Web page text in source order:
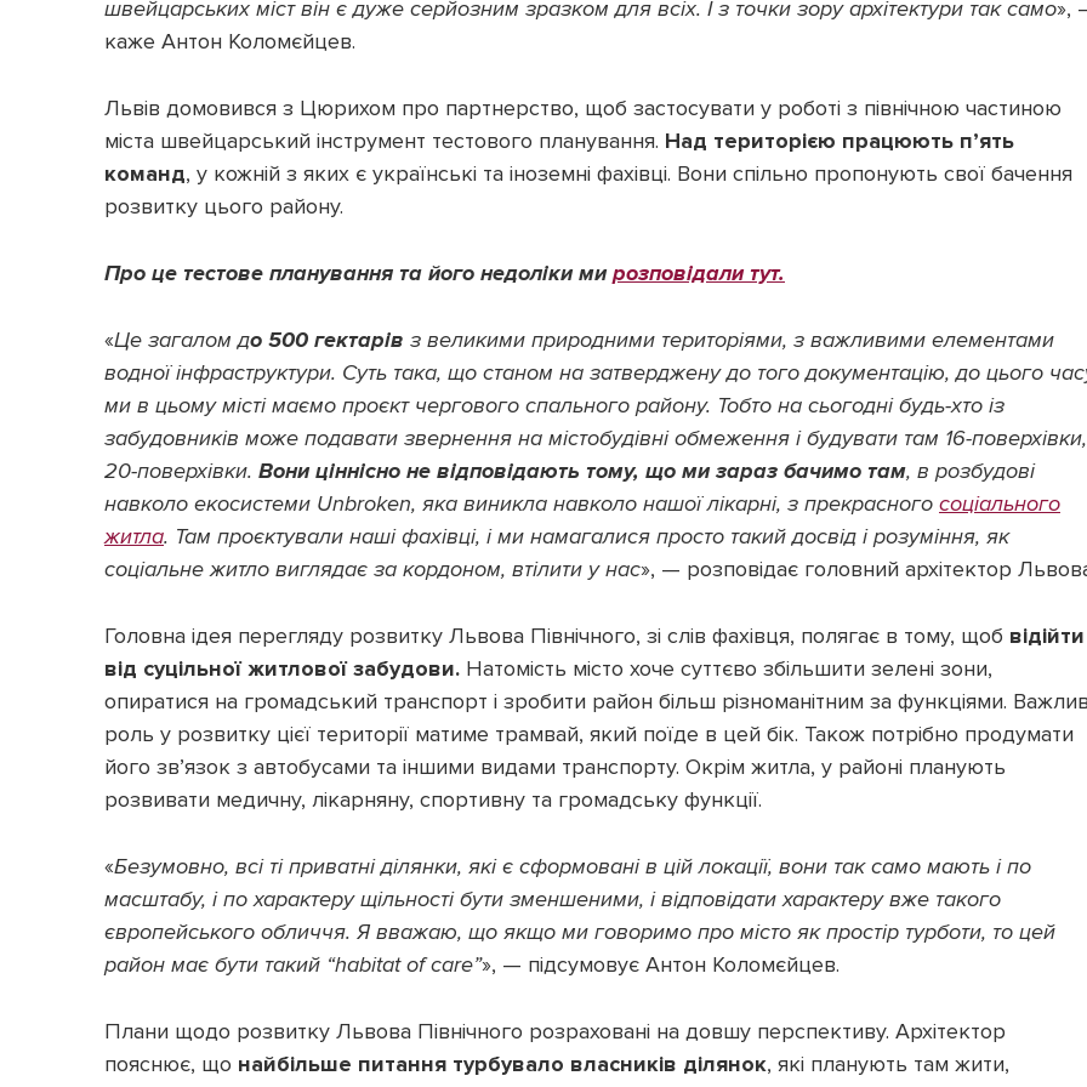
швейцарських міст він є дуже серйозним зразком для всіх. І з точки зору архітектури так само»,
каже Антон Коломєйцев.
Львів домовився з Цюрихом про партнерство, щоб застосувати у роботі з північною частиною
міста швейцарський інструмент тестового планування. Над територією працюють п’ять
команд, у кожній з яких є українські та іноземні фахівці. Вони спільно пропонують свої бачення
розвитку цього району.
Про це тестове планування та його недоліки мирозповідали тут.
«Це загалом до 500 гектарів з великими природними територіями, з важливими елементами
водної інфраструктури. Суть така, що станом на затверджену до того документацію, до цього
ми в цьому місті маємо проєкт чергового спального району. Тобто на сьогодні будь-хто із
забудовників може подавати звернення на містобудівні обмеження і будувати там 16-поверхівки,
20-поверхівки. Вони ціннісно не відповідають тому, що ми зараз бачимо там, в розбудові
навколо екосистеми Unbroken, яка виникла навколо нашої лікарні, з прекрасного соціального
житла. Там проєктували наші фахівці, і ми намагалися просто такий досвід і розуміння, як
соціальне житло виглядає за кордоном, втілити у нас», — розповідає головний архітектор
Головна ідея перегляду розвитку Львова Північного, зі слів фахівця, полягає в тому, щоб відійти
від суцільної житлової забудови. Натомість місто хоче суттєво збільшити зелені зони,
опиратися на громадський транспорт і зробити район більш різноманітним за функціями.
роль у розвитку цієї території матиме трамвай, який поїде в цей бік. Також потрібно продумати
його зв’язок з автобусами та іншими видами транспорту. Окрім житла, у районі планують
розвивати медичну, лікарняну, спортивну та громадську функції.
«Безумовно, всі ті приватні ділянки, які є сформовані в цій локації, вони так само мають і по
масштабу, і по характеру щільності бути зменшеними, і відповідати характеру вже такого
європейського обличчя. Я вважаю, що якщо ми говоримо про місто як простір турботи, то цей
район має бути такий “habitat of care”», — підсумовує Антон Коломєйцев.
Плани щодо розвитку Львова Північного розраховані на довшу перспективу. Архітектор
пояснює, що найбільше питання турбувало власників ділянок, які планують там жити,